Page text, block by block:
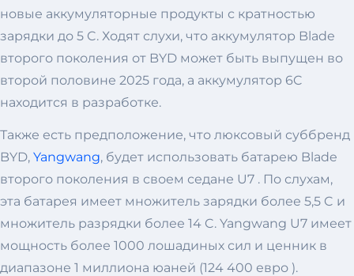
новые аккумуляторные продукты с кратностью
зарядки до 5 C. Ходят слухи, что аккумулятор Blade
второго поколения от BYD может быть выпущен во
второй половине 2025 года, а аккумулятор 6C
находится в разработке.
Также есть предположение, что люксовый суббренд
BYD, Yangwang, будет использовать батарею Blade
второго поколения в своем седане U7 . По слухам,
эта батарея имеет множитель зарядки более 5,5 C и
множитель разрядки более 14 C. Yangwang U7 имеет
мощность более 1000 лошадиных сил и ценник в
диапазоне 1 миллиона юаней (124 400 евро ).